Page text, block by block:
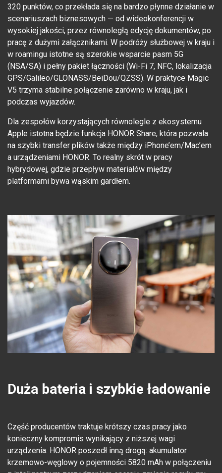
320 punktów, co przekłada się na bardzo płynne działanie w
scenariuszach biznesowych — od wideokonferencji w
wysokiej jakości, przez równoległą edycję dokumentów, po
pracę z dużymi załącznikami. W podróży służbowej w kraju i
w roamingu istotne są szerokie wsparcie pasm 5G
(NSA/SA) i pełny pakiet łączności (Wi-Fi 7, NFC, lokalizacja
GPS/Galileo/GLONASS/BeiDou/QZSS). W praktyce Magic
V5 trzyma stabilne połączenie zarówno w kraju, jak i
podczas wyjazdów.
Dla zespołów korzystających równolegle z ekosystemu
Apple istotna będzie funkcja HONOR Share, która pozwala
na szybki transfer plików także między iPhone’em/Mac’em
a urządzeniami HONOR. To realny skrót w pracy
hybrydowej, gdzie przepływ materiałów między
platformami bywa wąskim gardłem.
Duża bateria i szybkie ładowanie
Część producentów traktuje krótszy czas pracy jako
konieczny kompromis wynikający z niższej wagi
urządzenia. HONOR poszedł inną drogą: akumulator
krzemowo-węglowy o pojemności 5820 mAh w połączeniu